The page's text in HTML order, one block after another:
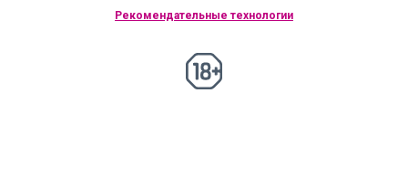
Рекомендательные технологии
18+